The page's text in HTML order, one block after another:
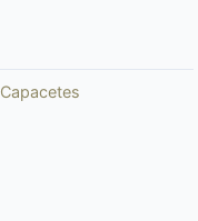
Capacetes